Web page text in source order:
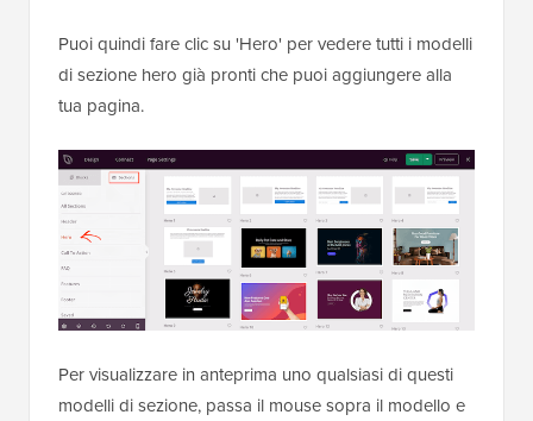
Puoi quindi fare clic su 'Hero' per vedere tutti i modelli
di sezione hero già pronti che puoi aggiungere alla
tua pagina.
Per visualizzare in anteprima uno qualsiasi di questi
modelli di sezione, passa il mouse sopra il modello e